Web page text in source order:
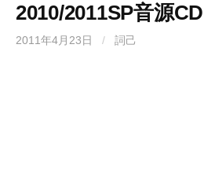
2010/2011SP音源CD
2011年4月23日 / 詞己